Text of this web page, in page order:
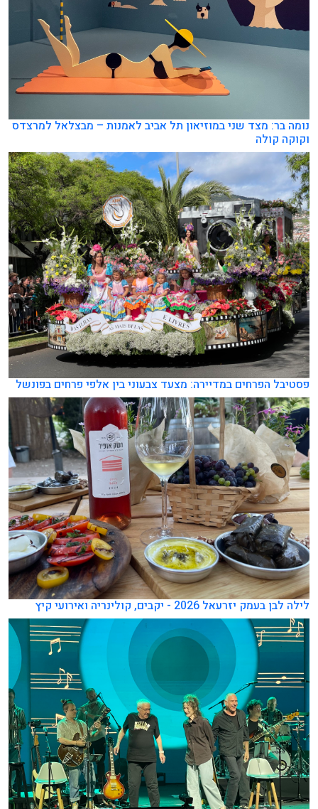
נומה בר: מצד שני במוזיאון תל אביב לאמנות – מבצלאל למרצדס
וקוקה קולה
פסטיבל הפרחים במדיירה: מצעד צבעוני בין אלפי פרחים בפונשל
לילה לבן בעמק יזרעאל 2026 - יקבים, קולינריה ואירועי קיץ